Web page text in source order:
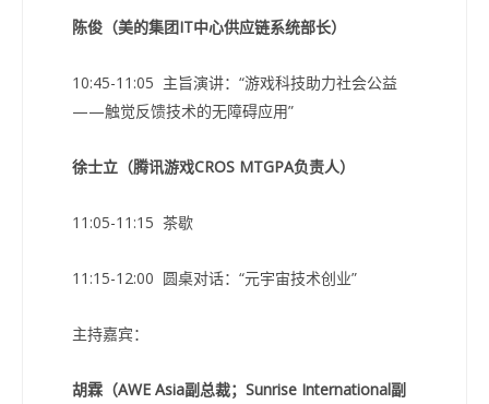
陈俊（美的集团IT中心供应链系统部长）
10:45-11:05 主旨演讲：“游戏科技助力社会公益
——触觉反馈技术的无障碍应用”
徐士立（腾讯游戏CROS MTGPA负责人）
11:05-11:15 茶歇
11:15-12:00 圆桌对话：“元宇宙技术创业”
主持嘉宾：
胡霖（AWE Asia副总裁；Sunrise International副